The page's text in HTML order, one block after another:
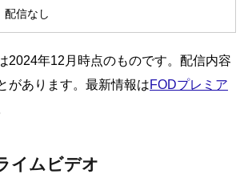
配信なし
2024年12月時点のものです。配信内容
があります。最新情報はFODプレミア
イムビデオ